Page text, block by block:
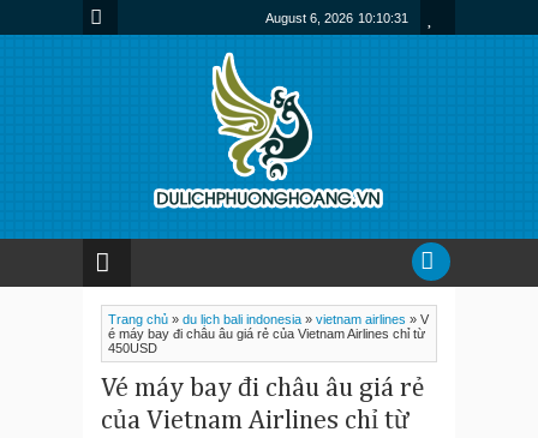
August 6, 2026 10:10:32
Trang chủ » du lịch bali indonesia » vietnam airlines » V
é máy bay đi châu âu giá rẻ của Vietnam Airlines chỉ từ
450USD
Vé máy bay đi châu âu giá rẻ
của Vietnam Airlines chỉ từ